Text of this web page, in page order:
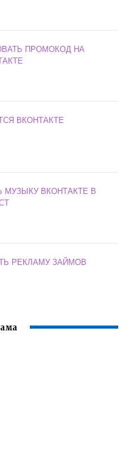
ПРОМОКОД НА
ВКОНТАКТЕ
МУЗЫКУ ВКОНТАКТЕ В
РЕКЛАМУ ЗАЙМОВ